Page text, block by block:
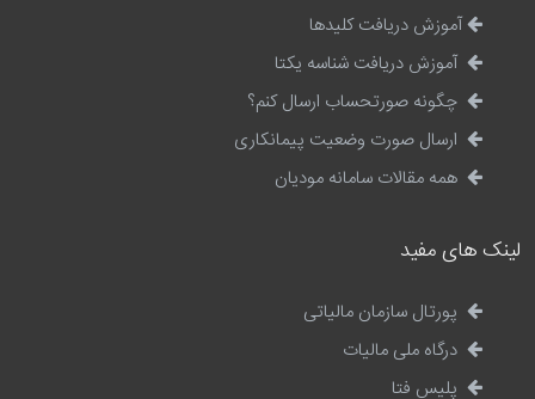
آموزش دریافت کلیدها
آموزش دریافت شناسه یکتا
چگونه صورتحساب ارسال کنم؟
ارسال صورت وضعیت پیمانکاری
همه مقالات سامانه مودیان
لینک های مفید
پورتال سازمان مالیاتی
درگاه ملی مالیات
پلیس فتا